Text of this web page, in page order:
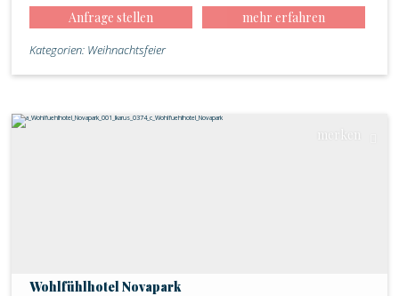
Anfrage stellen mehr erfahren
Kategorien: Weihnachtsfeier
Wohlfühlhotel Novapark
merken